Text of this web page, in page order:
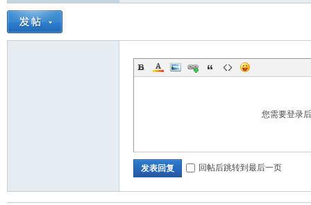
您需要登录
发表回复 回帖后跳转到最后一页